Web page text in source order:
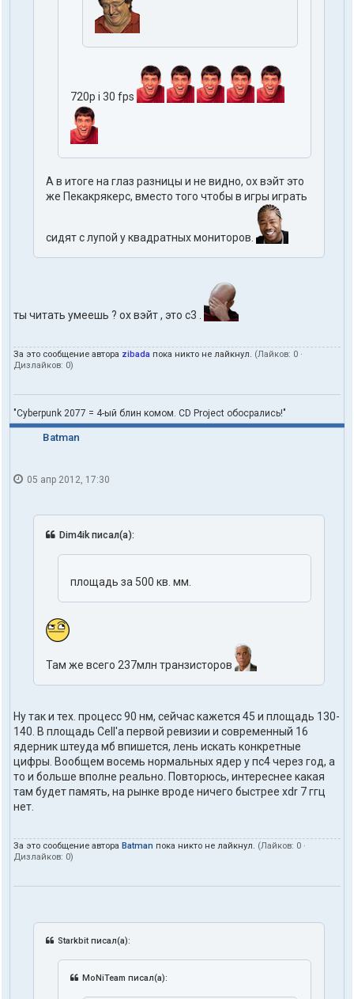
720p i 30 fps
А в итоге на глаз разницы и не видно, ох вэйт это
же Пекакрякерс, вместо того чтобы в игры играть
сидят с лупой у квадратных мониторов.
ты читать умеешь ? ох вэйт , это с3 .
За это сообщение автора zibada пока никто не лайкнул. (Лайков: 0 ·
Дизлайков: 0)
"Cyberpunk 2077 = 4-ый блин комом. CD Project обосрались!"
Batman
05 апр 2012, 17:30
Dim4ik писал(а):
площадь за 500 кв. мм.
Там же всего 237млн транзисторов
Ну так и тех. процесс 90 нм, сейчас кажется 45 и площадь 130-
140. В площадь Cell'а первой ревизии и современный 16
ядерник штеуда мб впишется, лень искать конкретные
цифры. Вообщем восемь нормальных ядер у пс4 через год, а
то и больше вполне реально. Повторюсь, интереснее какая
там будет память, на рынке вроде ничего быстрее xdr 7 ггц
нет.
За это сообщение автора Batman пока никто не лайкнул. (Лайков: 0 ·
Дизлайков: 0)
Starkbit писал(а):
MoNiTeam писал(а):